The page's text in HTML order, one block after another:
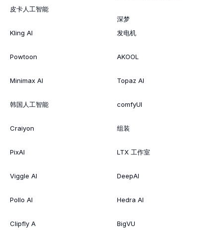
皮卡人工智能
Kling AI
Powtoon
Minimax AI
韩国人工智能
Craiyon
PixAI
Viggle AI
Pollo AI
Clipfly A
深梦
发电机
AKOOL
Topaz AI
comfyUI
组装
LTX 工作室
DeepAI
Hedra AI
BigVU